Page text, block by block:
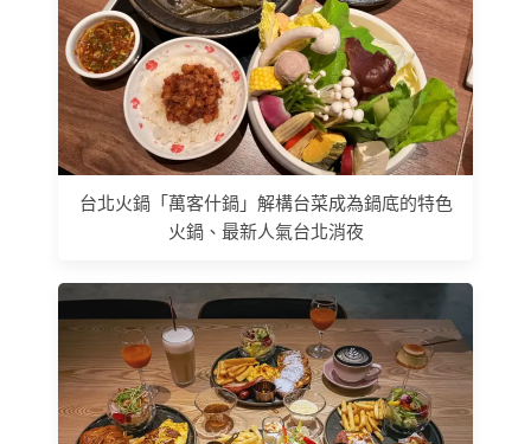
台北火鍋「萬客什鍋」解構台菜成為鍋底的特色
火鍋、最新人氣台北消夜